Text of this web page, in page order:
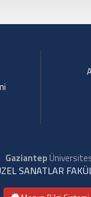
Gaziantep
SANATLAR